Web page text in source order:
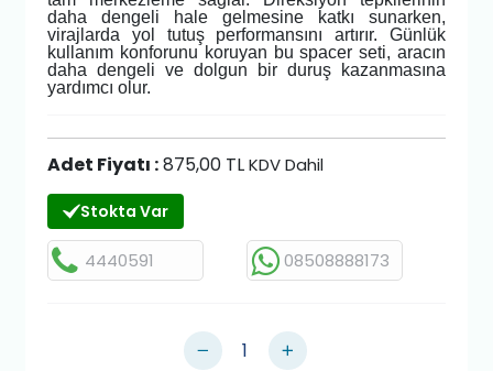
daha dengeli hale gelmesine katkı sunarken,
virajlarda yol tutuş performansını artırır. Günlük
kullanım konforunu koruyan bu spacer seti, aracın
daha dengeli ve dolgun bir duruş kazanmasına
yardımcı olur.
Adet Fiyatı :875,00 TLKDV Dahil
Stokta Var
4440591 08508888173